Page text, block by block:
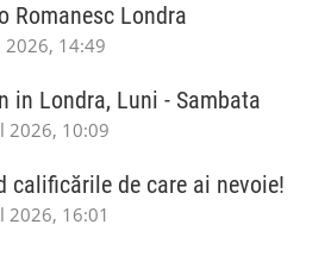
Romanesc Londra
2026, 14:49
in Londra, Luni - Sambata
2026, 10:09
calificările de care ai nevoie!
2026, 16:01